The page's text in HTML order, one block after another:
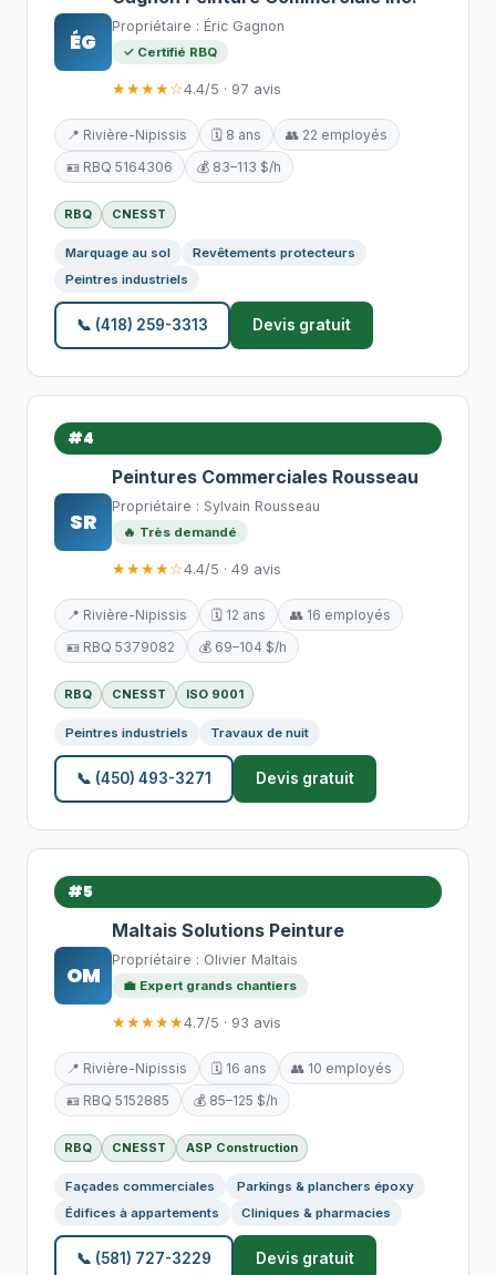
ÉG
Propriétaire : Éric Gagnon
✓ Certifié RBQ
★★★★☆4.4/5 · 97 avis
📍 Rivière-Nipissis 🗓️ 8 ans
👥 22 employés
🪪 RBQ 5164306
💰 83–113 $/h
RBQ CNESST
Marquage au sol
Revêtements protecteurs
Peintres industriels
📞 (418) 259-3313 Devis gratuit
#4
SR
Peintures Commerciales Rousseau
Propriétaire : Sylvain Rousseau
🔥 Très demandé
★★★★☆4.4/5 · 49 avis
📍 Rivière-Nipissis 🗓️ 12 ans
👥 16 employés
🪪 RBQ 5379082
💰 69–104 $/h
RBQ CNESST ISO 9001
Peintres industriels Travaux de nuit
📞 (450) 493-3271 Devis gratuit
#5
OM
Maltais Solutions Peinture
Propriétaire : Olivier Maltais
💼 Expert grands chantiers
★★★★★4.7/5 · 93 avis
📍 Rivière-Nipissis 🗓️ 16 ans
👥 10 employés
🪪 RBQ 5152885
💰 85–125 $/h
RBQ CNESST ASP Construction
Façades commerciales
Parkings & planchers époxy
Édifices à appartements
Cliniques & pharmacies
📞 (581) 727-3229 Devis gratuit